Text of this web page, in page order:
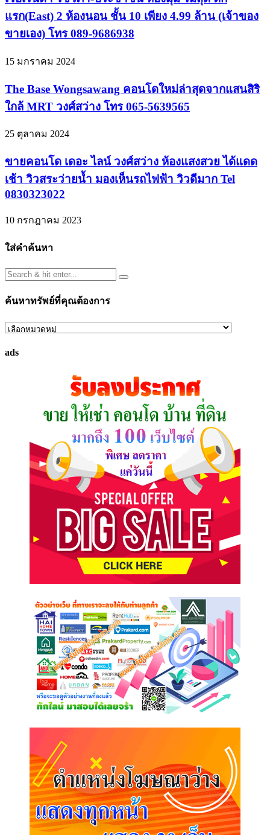
แรก(East) 2 ห้องนอน ชั้น 10 เพียง 4.99 ล้าน (เจ้าของ
ขายเอง) โทร 089-9686938
15 มกราคม 2024
The Base Wongsawang คอนโดใหม่ล่าสุดจากแสนสิริ
ใกล้ MRT วงศ์สว่าง โทร 065-5639565
25 ตุลาคม 2024
ขายคอนโด เดอะ ไลน์ วงศ์สว่าง ห้องแสงสวย ได้แดด
เช้า วิวสระว่ายน้ำ มองเห็นรถไฟฟ้า วิวดีมาก Tel
0830323022
10 กรกฎาคม 2023
ใส่คำค้นหา
ค้นหาทรัพย์ที่คุณต้องการ
ค้นหา
ที่
ads